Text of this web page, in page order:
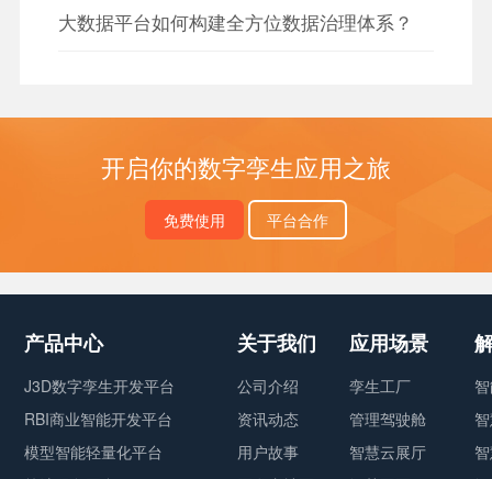
大数据平台如何构建全方位数据治理体系？
开启你的数字孪生应用之旅
免费使用 平台合作
产品中心
J3D数字孪生开发平台
RBI商业智能开发平台
模型智能轻量化平台
关于我们
公司介绍
资讯动态
用户故事
应用场景
孪生工厂
管理驾驶舱
智慧云展厅